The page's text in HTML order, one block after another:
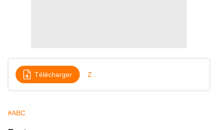
Télécharger Z
#ABC